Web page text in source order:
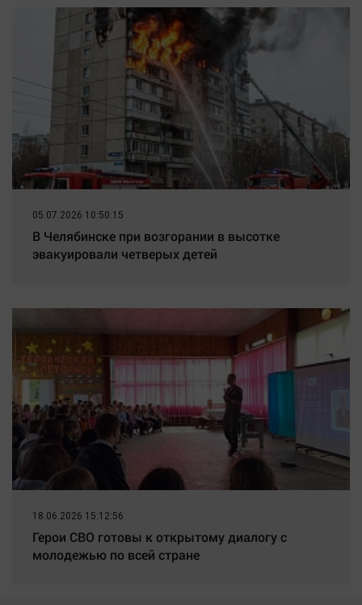
05.07.2026 10:50:15
В Челябинске при возгорании в высотке
эвакуировали четверых детей
18.06.2026 15:12:56
Герои СВО готовы к открытому диалогу с
молодежью по всей стране